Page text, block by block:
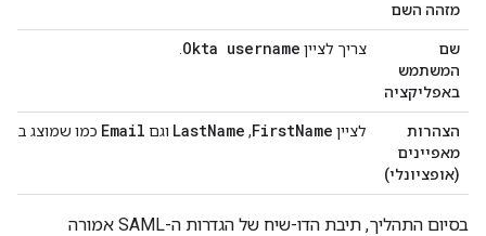
מזהה השם
שם
המשתמש
באפליקציה
צריך לציין Okta username
הצהרות
מאפיינים
(אופציונלי)
לציין FirstName
,
LastName וגם Email כמו שמוצג
בסיום התהליך, תיבת הדו-שיח של הגדרות ה-SAML אמורה